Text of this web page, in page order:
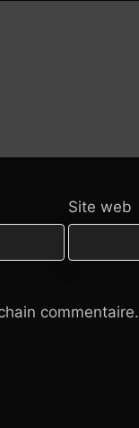
Site web
commentaire.